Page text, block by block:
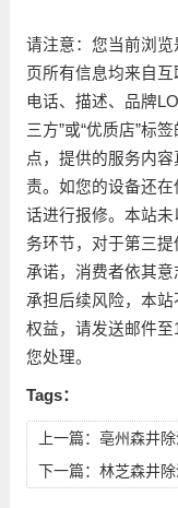
请注意：您当前浏
页所有信息均来自
电话、描述、品牌
三方”或“优质店”标
点，提供的服务内
责。如您的设备还
话进行报修。本站
务环节，对于第三
承诺，消费者依其
承担后续风险，本
权益，请发送邮件至
您处理。
Tags：
上一篇： 亳州森井
下一篇： 林芝森井